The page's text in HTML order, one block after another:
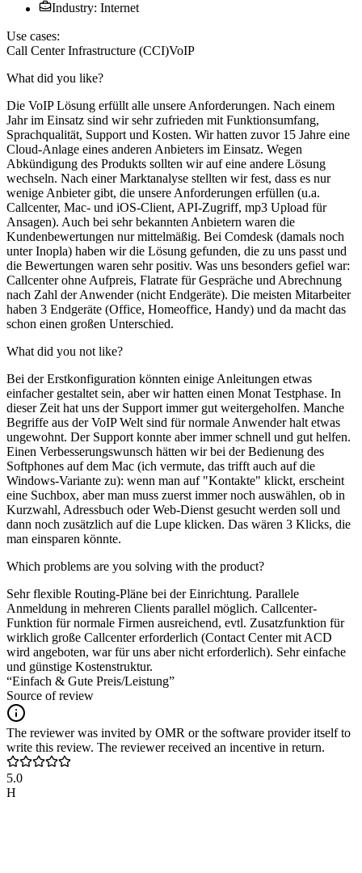
Industry: Internet
Use cases:
Call Center Infrastructure (CCI)VoIP
What did you like?
Die VoIP Lösung erfüllt alle unsere Anforderungen. Nach einem
Jahr im Einsatz sind wir sehr zufrieden mit Funktionsumfang,
Sprachqualität, Support und Kosten. Wir hatten zuvor 15 Jahre eine
Cloud-Anlage eines anderen Anbieters im Einsatz. Wegen
Abkündigung des Produkts sollten wir auf eine andere Lösung
wechseln. Nach einer Marktanalyse stellten wir fest, dass es nur
wenige Anbieter gibt, die unsere Anforderungen erfüllen (u.a.
Callcenter, Mac- und iOS-Client, API-Zugriff, mp3 Upload für
Ansagen). Auch bei sehr bekannten Anbietern waren die
Kundenbewertungen nur mittelmäßig. Bei Comdesk (damals noch
unter Inopla) haben wir die Lösung gefunden, die zu uns passt und
die Bewertungen waren sehr positiv. Was uns besonders gefiel war:
Callcenter ohne Aufpreis, Flatrate für Gespräche und Abrechnung
nach Zahl der Anwender (nicht Endgeräte). Die meisten Mitarbeiter
haben 3 Endgeräte (Office, Homeoffice, Handy) und da macht das
schon einen großen Unterschied.
What did you not like?
Bei der Erstkonfiguration könnten einige Anleitungen etwas
einfacher gestaltet sein, aber wir hatten einen Monat Testphase. In
dieser Zeit hat uns der Support immer gut weitergeholfen. Manche
Begriffe aus der VoIP Welt sind für normale Anwender halt etwas
ungewohnt. Der Support konnte aber immer schnell und gut helfen.
Einen Verbesserungswunsch hätten wir bei der Bedienung des
Softphones auf dem Mac (ich vermute, das trifft auch auf die
Windows-Variante zu): wenn man auf "Kontakte" klickt, erscheint
eine Suchbox, aber man muss zuerst immer noch auswählen, ob in
Kurzwahl, Adressbuch oder Web-Dienst gesucht werden soll und
dann noch zusätzlich auf die Lupe klicken. Das wären 3 Klicks, die
man einsparen könnte.
Which problems are you solving with the product?
Sehr flexible Routing-Pläne bei der Einrichtung. Parallele
Anmeldung in mehreren Clients parallel möglich. Callcenter-
Funktion für normale Firmen ausreichend, evtl. Zusatzfunktion für
wirklich große Callcenter erforderlich (Contact Center mit ACD
wird angeboten, war für uns aber nicht erforderlich). Sehr einfache
und günstige Kostenstruktur.
“Einfach & Gute Preis/Leistung”
Source of review
The reviewer was invited by OMR or the software provider itself to
write this review. The reviewer received an incentive in return.
5.0
H